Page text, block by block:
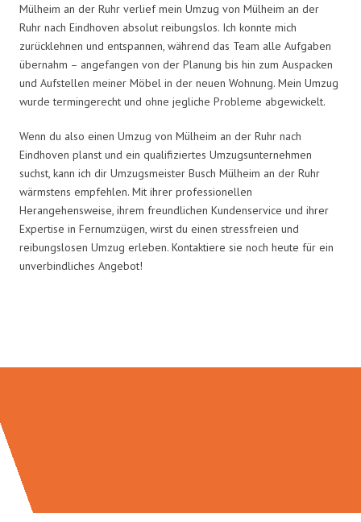
Mülheim an der Ruhr verlief mein Umzug von Mülheim an der
Ruhr nach Eindhoven absolut reibungslos. Ich konnte mich
zurücklehnen und entspannen, während das Team alle Aufgaben
übernahm – angefangen von der Planung bis hin zum Auspacken
und Aufstellen meiner Möbel in der neuen Wohnung. Mein Umzug
wurde termingerecht und ohne jegliche Probleme abgewickelt.
Wenn du also einen Umzug von Mülheim an der Ruhr nach
Eindhoven planst und ein qualifiziertes Umzugsunternehmen
suchst, kann ich dir Umzugsmeister Busch Mülheim an der Ruhr
wärmstens empfehlen. Mit ihrer professionellen
Herangehensweise, ihrem freundlichen Kundenservice und ihrer
Expertise in Fernumzügen, wirst du einen stressfreien und
reibungslosen Umzug erleben. Kontaktiere sie noch heute für ein
unverbindliches Angebot!